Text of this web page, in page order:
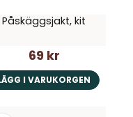
Påskäggsjakt, kit
69 kr
I VARUKORGEN